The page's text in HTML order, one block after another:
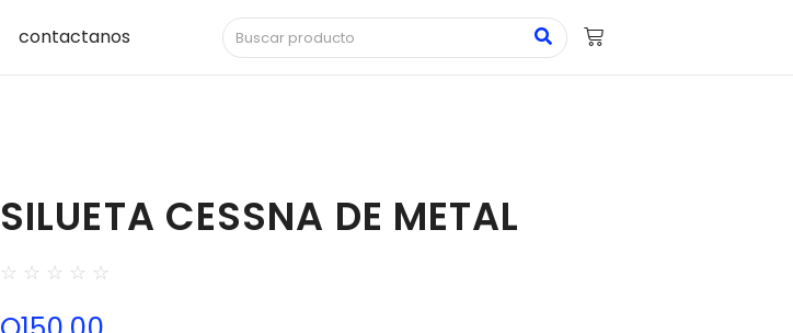
contactanos
SILUETA CESSNA DE METAL
☆ ☆ ☆ ☆ ☆